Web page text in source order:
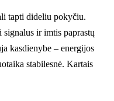
tapti dideliu pokyčiu.
ir imtis paprastų
kasdienybe – energijos
stabilesnė. Kartais